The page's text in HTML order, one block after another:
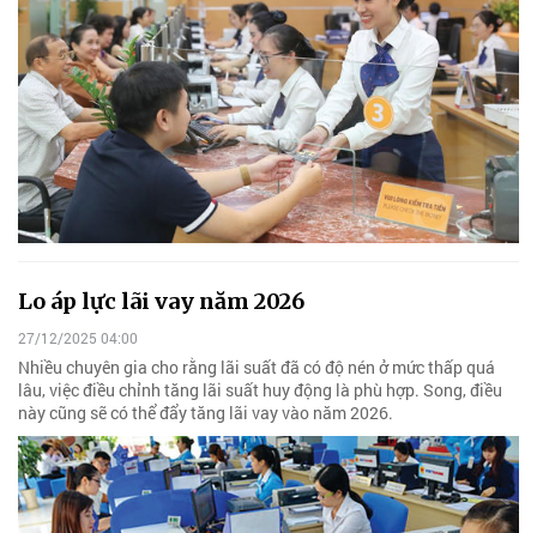
Lo áp lực lãi vay năm 2026
27/12/2025 04:00
Nhiều chuyên gia cho rằng lãi suất đã có độ nén ở mức thấp quá
lâu, việc điều chỉnh tăng lãi suất huy động là phù hợp. Song, điều
này cũng sẽ có thể đẩy tăng lãi vay vào năm 2026.